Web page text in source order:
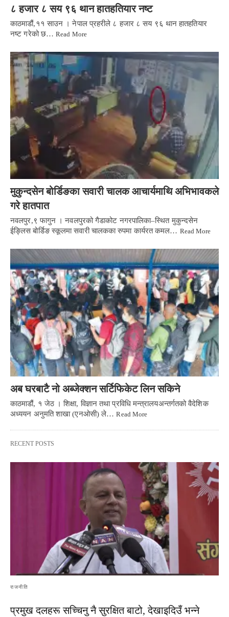
८ हजार ८ सय ९६ थान हातहतियार नष्ट
काठमाडौं,११ साउन । नेपाल प्रहरीले ८ हजार ८ सय ९६ थान हातहतियार
नष्ट गरेको छ…Read More
मुकुन्दसेन बोर्डिङका सवारी चालक आचार्यमाथि अभिभावकले
गरे हातपात
नवलपुर,९ फागुन । नवलपुरको गैडाकोट नगरपालिका–स्थित मुकुन्दसेन
ईङ्लिस बोर्डिङ स्कूलमा सवारी चालकका रुपमा कार्यरत कमल… Read More
अब घरबाटै नो अब्जेक्शन सर्टिफिकेट लिन सकिने
काठमाडौं, १ जेठ । शिक्षा, विज्ञान तथा प्रविधि मन्त्रालयअन्तर्गतको वैदेशिक
अध्ययन अनुमति शाखा (एनओसी) ले…Read More
RECENT POSTS
राजनीति
प्रमुख दलहरू सच्चिनु नै सुरक्षित बाटो, देखाइदिउँ भन्ने